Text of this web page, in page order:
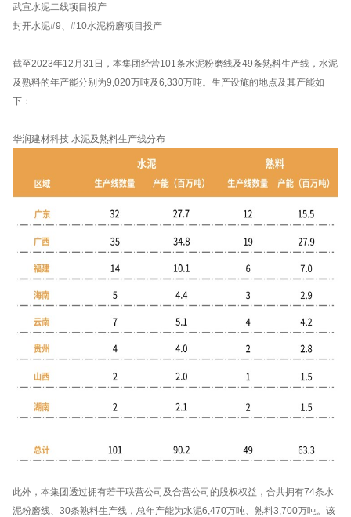
武宣水泥二线项目投产
封开水泥#9、#10水泥粉磨项目投产
截至2023年12月31日，本集团经营101条水泥粉磨线及49条熟料生产线，水泥
及熟料的年产能分别为9,020万吨及6,330万吨。生产设施的地点及其产能如
下：
华润建材科技 水泥及熟料生产线分布
此外，本集团透过拥有若干联营公司及合营公司的股权权益，合共拥有74条水
泥粉磨线、30条熟料生产线，总年产能为水泥6,470万吨、熟料3,700万吨。该